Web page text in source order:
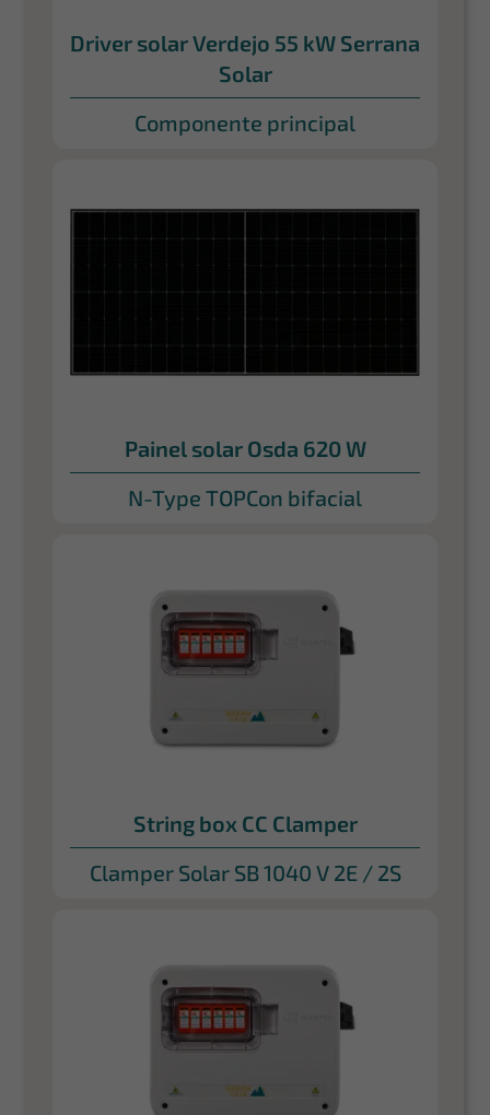
Driver solar Verdejo 55 kW Serrana
Solar
Componente principal
Painel solar Osda 620 W
N-Type TOPCon bifacial
String box CC Clamper
Clamper Solar SB 1040 V 2E / 2S